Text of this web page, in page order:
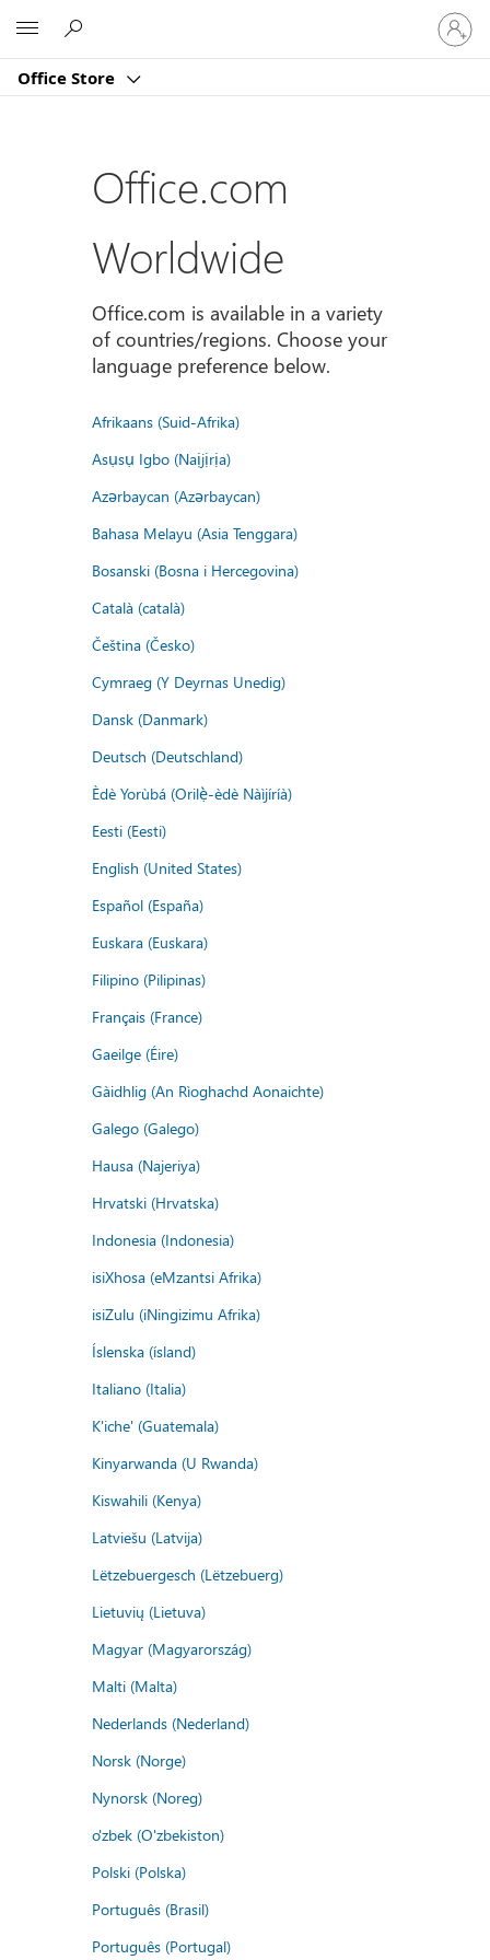
Office Store
Sign
in
to
account
Office.com
Worldwide
Office.com is available in a variety
of countries/regions. Choose your
language preference below.
Afrikaans (Suid-Afrika)
Asụsụ Igbo (Naịjịrịa)
Azərbaycan (Azərbaycan)
Bahasa Melayu (Asia Tenggara)
Bosanski (Bosna i Hercegovina)
Català (català)
Čeština (Česko)
Cymraeg (Y Deyrnas Unedig)
Dansk (Danmark)
Deutsch (Deutschland)
Èdè Yorùbá (Orilẹ̀-èdè Nàìjíríà)
Eesti (Eesti)
English (United States)
Español (España)
Euskara (Euskara)
Filipino (Pilipinas)
Français (France)
Gaeilge (Éire)
Gàidhlig (An Rìoghachd Aonaichte)
Galego (Galego)
Hausa (Najeriya)
Hrvatski (Hrvatska)
Indonesia (Indonesia)
isiXhosa (eMzantsi Afrika)
isiZulu (iNingizimu Afrika)
Íslenska (ísland)
Italiano (Italia)
K'iche' (Guatemala)
Kinyarwanda (U Rwanda)
Kiswahili (Kenya)
Latviešu (Latvija)
Lëtzebuergesch (Lëtzebuerg)
Lietuvių (Lietuva)
Magyar (Magyarország)
Malti (Malta)
Nederlands (Nederland)
Norsk (Norge)
Nynorsk (Noreg)
o'zbek (O'zbekiston)
Polski (Polska)
Português (Brasil)
Português (Portugal)